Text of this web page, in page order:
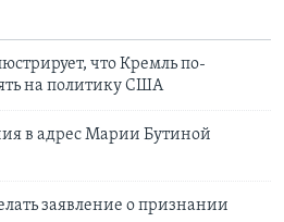
что Кремль по-
на политику США
в адрес Марии Бутиной
заявление о признании